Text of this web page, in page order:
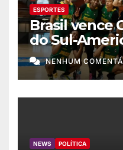
ESPORTES
Brasil vence
do Sul-
basquete
NENHUM
NEWS POLÍTICA